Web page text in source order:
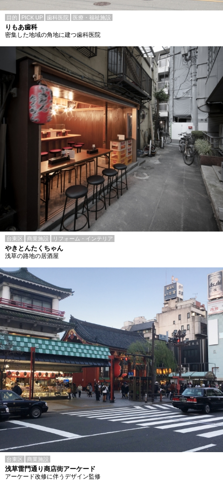
目的 PICK UP 歯科医院 医療・福祉施設
りもあ歯科
密集した地域の角地に建つ歯科医院
台東区 商業施設 リフォーム・インテリア
やきとんたくちゃん
浅草の路地の居酒屋
台東区 商業施設
浅草雷門通り商店街アーケード
アーケード改修に伴うデザイン監修